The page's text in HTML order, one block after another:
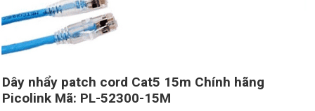
Dây nhẩy patch cord Cat5 15m Chính hãng
Picolink Mã: PL-52300-15M